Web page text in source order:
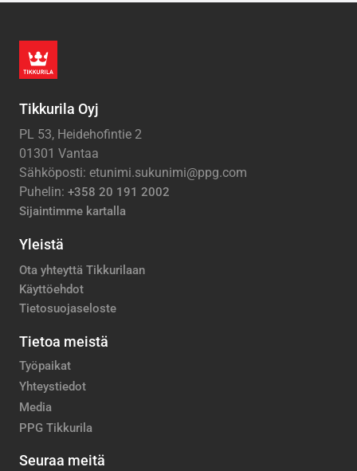
Tikkurila Oyj
PL 53, Heidehofintie 2
01301 Vantaa
Sähköposti: etunimi.sukunimi@ppg.com
Puhelin: +358 20 191 2002
Sijaintimme kartalla
Yleistä
Ota yhteyttä Tikkurilaan
Käyttöehdot
Tietosuojaseloste
Tietoa meistä
Työpaikat
Yhteystiedot
Media
PPG Tikkurila
Seuraa meitä